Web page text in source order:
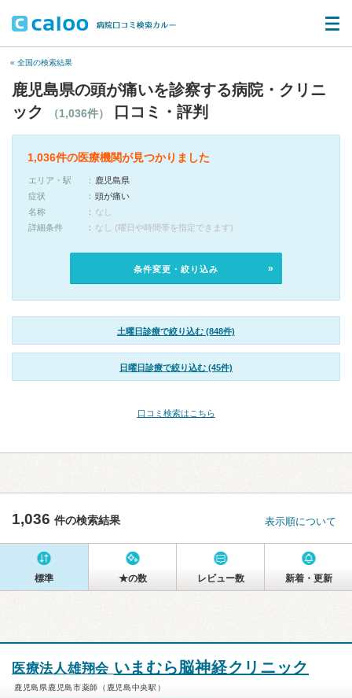
« 全国の検索結果
鹿児島県の頭が痛いを診察する病院・クリニ
ック
（1,036件） 口コミ・評判
1,036件の医療機関が見つかりました
エリア・駅
鹿児島県
症状
頭が痛い
名称
なし
詳細条件
なし (曜日や時間帯を指定できます)
条件変更・絞り込み
土曜日診療で絞り込む (848件)
日曜日診療で絞り込む (45件)
口コミ検索はこちら
1,036 件の検索結果 表示順について
標準 ★の数 レビュー数 新着・更新
医療法人雄翔会 いまむら脳神経クリニック
鹿児島県鹿児島市薬師（鹿児島中央駅）